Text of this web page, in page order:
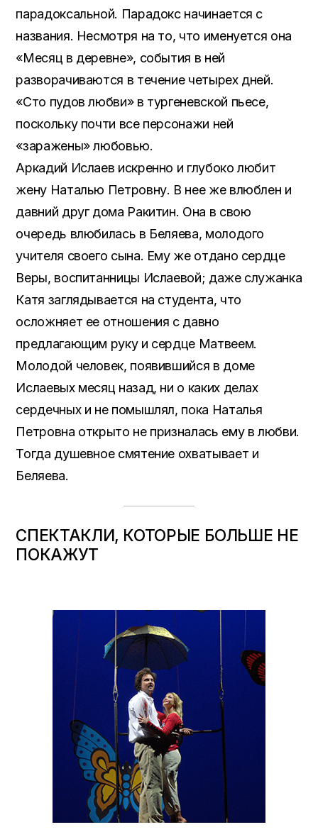
парадоксальной. Парадокс начинается с
названия. Несмотря на то, что именуется она
«Месяц в деревне», события в ней
разворачиваются в течение четырех дней.
«Сто пудов любви» в тургеневской пьесе,
поскольку почти все персонажи ней
«заражены» любовью.
Аркадий Ислаев искренно и глубоко любит
жену Наталью Петровну. В нее же влюблен и
давний друг дома Ракитин. Она в свою
очередь влюбилась в Беляева, молодого
учителя своего сына. Ему же отдано сердце
Веры, воспитанницы Ислаевой; даже служанка
Катя заглядывается на студента, что
осложняет ее отношения с давно
предлагающим руку и сердце Матвеем.
Молодой человек, появившийся в доме
Ислаевых месяц назад, ни о каких делах
сердечных и не помышлял, пока Наталья
Петровна открыто не призналась ему в любви.
Тогда душевное смятение охватывает и
Беляева.
СПЕКТАКЛИ, КОТОРЫЕ БОЛЬШЕ НЕ
ПОКАЖУТ